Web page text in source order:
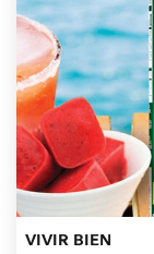
VIVIR BIEN